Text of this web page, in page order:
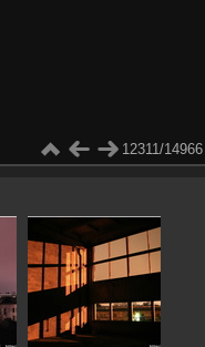
12311/14966